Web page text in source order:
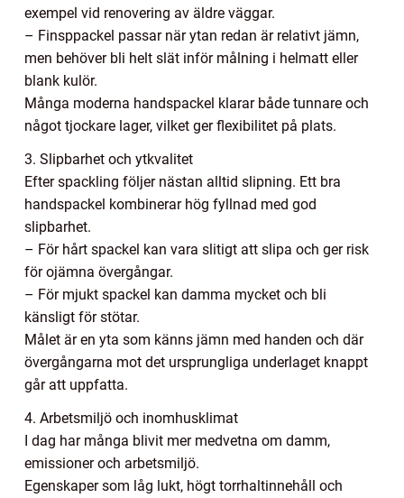
exempel vid renovering av äldre väggar.
– Finsppackel passar när ytan redan är relativt jämn,
men behöver bli helt slät inför målning i helmatt eller
blank kulör.
Många moderna handspackel klarar både tunnare och
något tjockare lager, vilket ger flexibilitet på plats.
3. Slipbarhet och ytkvalitet
Efter spackling följer nästan alltid slipning. Ett bra
handspackel kombinerar hög fyllnad med god
slipbarhet.
– För hårt spackel kan vara slitigt att slipa och ger risk
för ojämna övergångar.
– För mjukt spackel kan damma mycket och bli
känsligt för stötar.
Målet är en yta som känns jämn med handen och där
övergångarna mot det ursprungliga underlaget knappt
går att uppfatta.
4. Arbetsmiljö och inomhusklimat
I dag har många blivit mer medvetna om damm,
emissioner och arbetsmiljö.
Egenskaper som låg lukt, högt torrhaltinnehåll och